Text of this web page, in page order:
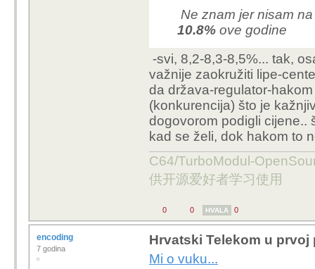
Ne znam jer nisam
10.8% ove godine
-svi, 8,2-8,3-8,5%... tak,
važnije zaokružiti lipe-
(konkurencija) što je
dogovorom podigli cijene..
kad se želi, dok hakom to
C64/TurboModul-
供开源爱好者学习使用
0 0 HVALA 0
neaktivan
OFFLINE
Mi o vuku...